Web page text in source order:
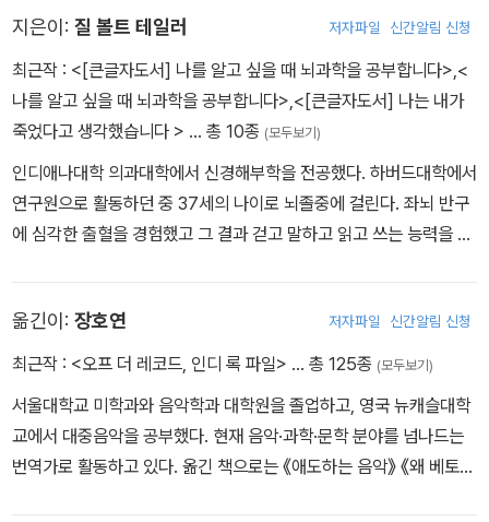
지은이: 질 볼트 테일러 저자파일 신간알림 신청
최근작 : <[큰글자도서] 나를 알고 싶을 때 뇌과학을 공부합니다>,<
나를 알고 싶을 때 뇌과학을 공부합니다>,<[큰글자도서] 나는 내가
죽었다고 생각했습니다 > … 총 10종 (모두보기)
인디애나대학 의과대학에서 신경해부학을 전공했다. 하버드대학에서
연구원으로 활동하던 중 37세의 나이로 뇌졸중에 걸린다. 좌뇌 반구
에 심각한 출혈을 경험했고 그 결과 걷고 말하고 읽고 쓰는 능력을 잃
술과 8년간의 회복기를 거치며 뇌에 대한 깊이 있는 자각을 얻는다.
회복 후 그는 이 특별한 경험을 TED 강연으로 공개했고 조회 수 25
에 출연해 감동을 전해주었으며, 《타임》에서 뽑은 ‘세계에서 가장 영
향력 있는 100인’에 선정된 바 있다. 그는 이 뇌졸중 경험과 이후 8년
간의 회복 여정을 첫 책 〈나는 내가 죽었다고 생각했습니다〉에 기록했
다. 이 책은 《뉴욕 타임스》 논픽션 베스트셀러 목록에 63주 동안 올
옮긴이: 장호연 저자파일 신간알림 신청
최근작 : <오프 더 레코드, 인디 록 파일> … 총 125종 (모두보기)
서울대학교 미학과와 음악학과 대학원을 졸업하고, 영국 뉴캐슬대학
교에서 대중음악을 공부했다. 현재 음악·과학·문학 분야를 넘나드는
번역가로 활동하고 있다. 옮긴 책으로는 《애도하는 음악》 《왜 베토벤